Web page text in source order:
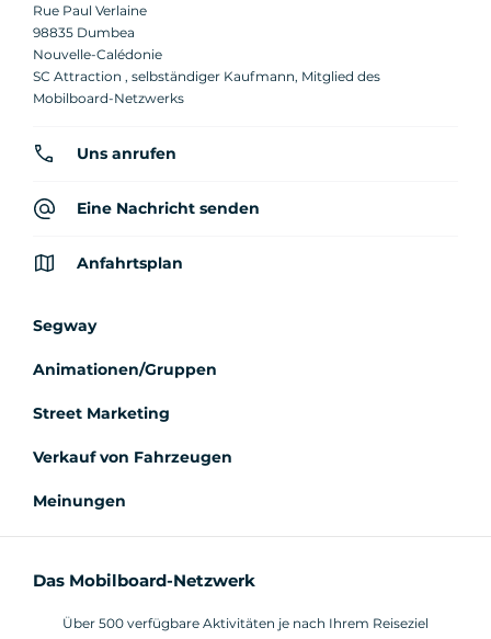
Rue Paul Verlaine
98835 Dumbea
Nouvelle-Calédonie
SC Attraction , selbständiger Kaufmann, Mitglied des
Mobilboard-Netzwerks
Uns anrufen
Eine Nachricht senden
Anfahrtsplan
Segway
Animationen/Gruppen
Street Marketing
Verkauf von Fahrzeugen
Meinungen
Das Mobilboard-Netzwerk
Über 500 verfügbare Aktivitäten je nach Ihrem Reiseziel